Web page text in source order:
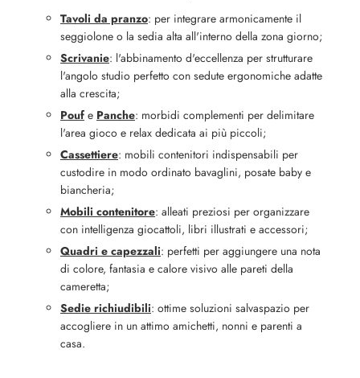
Tavoli da pranzo: per integrare armonicamente il
seggiolone o la sedia alta all'interno della zona giorno;
Scrivanie: l'abbinamento d'eccellenza per strutturare
l'angolo studio perfetto con sedute ergonomiche adatte
alla crescita;
Pouf e Panche: morbidi complementi per delimitare
l'area gioco e relax dedicata ai più piccoli;
Cassettiere: mobili contenitori indispensabili per
custodire in modo ordinato bavaglini, posate baby e
biancheria;
Mobili contenitore: alleati preziosi per organizzare
con intelligenza giocattoli, libri illustrati e accessori;
Quadri e capezzali: perfetti per aggiungere una nota
di colore, fantasia e calore visivo alle pareti della
cameretta;
Sedie richiudibili: ottime soluzioni salvaspazio per
accogliere in un attimo amichetti, nonni e parenti a
casa.